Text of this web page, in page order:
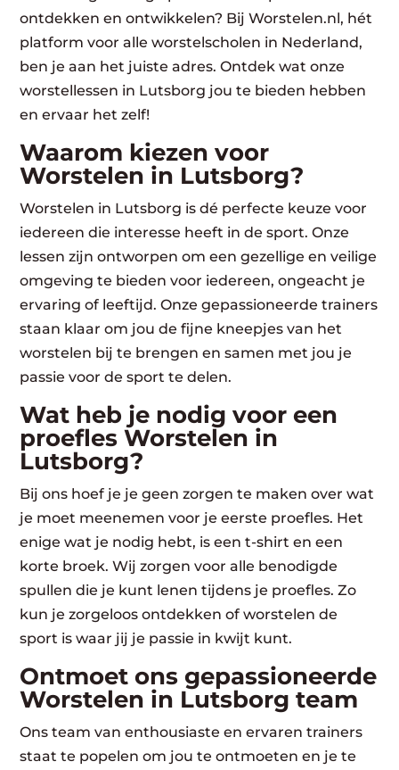
ontdekken en ontwikkelen? Bij Worstelen.nl, hét
platform voor alle worstelscholen in Nederland,
ben je aan het juiste adres. Ontdek wat onze
worstellessen in Lutsborg jou te bieden hebben
en ervaar het zelf!
Waarom kiezen voor
Worstelen in Lutsborg?
Worstelen in Lutsborg is dé perfecte keuze voor
iedereen die interesse heeft in de sport. Onze
lessen zijn ontworpen om een gezellige en veilige
omgeving te bieden voor iedereen, ongeacht je
ervaring of leeftijd. Onze gepassioneerde trainers
staan klaar om jou de fijne kneepjes van het
worstelen bij te brengen en samen met jou je
passie voor de sport te delen.
Wat heb je nodig voor een
proefles Worstelen in
Lutsborg?
Bij ons hoef je je geen zorgen te maken over wat
je moet meenemen voor je eerste proefles. Het
enige wat je nodig hebt, is een t-shirt en een
korte broek. Wij zorgen voor alle benodigde
spullen die je kunt lenen tijdens je proefles. Zo
kun je zorgeloos ontdekken of worstelen de
sport is waar jij je passie in kwijt kunt.
Ontmoet ons gepassioneerde
Worstelen in Lutsborg team
Ons team van enthousiaste en ervaren trainers
staat te popelen om jou te ontmoeten en je te